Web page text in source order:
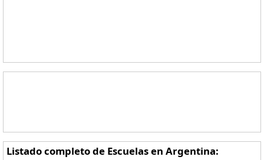
Listado completo de Escuelas en Argentina: